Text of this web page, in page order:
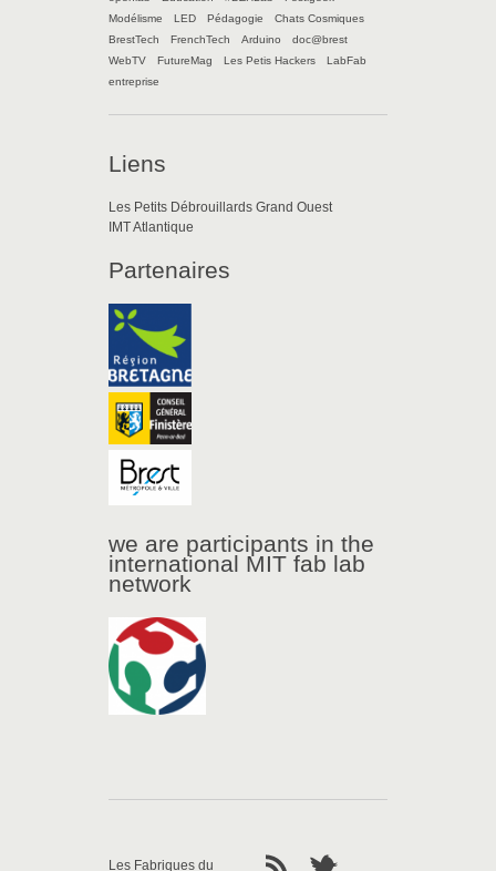
Modélisme
LED Pédagogie
Chats Cosmiques
BrestTech
FrenchTech Arduino
doc@brest
WebTV
FutureMag Les Petis Hackers
LabFab
entreprise
Liens
Les Petits Débrouillards Grand Ouest
IMT Atlantique
Partenaires
we are participants in the
international MIT fab lab
network
Les Fabriques du